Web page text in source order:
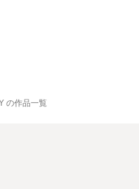
の作品一覧